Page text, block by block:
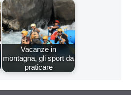
Vacanze in
montagna, gli sport da
praticare